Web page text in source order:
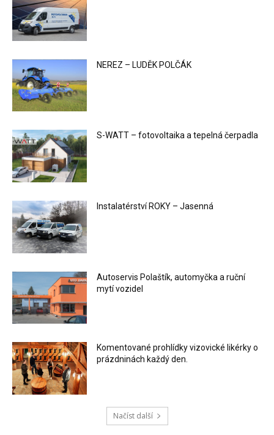
NEREZ – LUDĚK POLČÁK
S-WATT – fotovoltaika a tepelná čerpadla
Instalatérství ROKY – Jasenná
Autoservis Polaštík, automyčka a ruční
mytí vozidel
Komentované prohlídky vizovické likérky o
prázdninách každý den.
Načíst další